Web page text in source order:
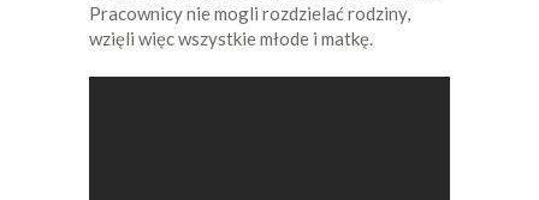
Pracownicy nie mogli rozdzielać rodziny,
wzięli więc wszystkie młode i matkę.